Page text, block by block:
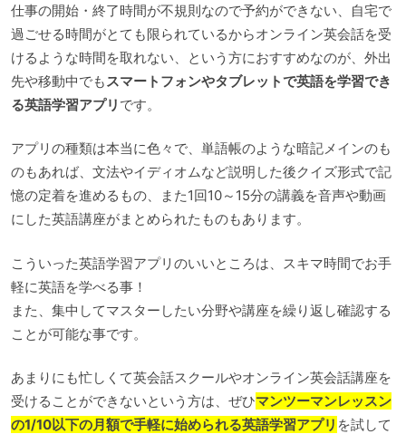
仕事の開始・終了時間が不規則なので予約ができない、自宅で
過ごせる時間がとても限られているからオンライン英会話を受
けるような時間を取れない、という方におすすめなのが、外出
先や移動中でもスマートフォンやタブレットで英語を学習でき
る英語学習アプリ です。
アプリの種類は本当に色々で、単語帳のような暗記メインのも
のもあれば、文法やイディオムなど説明した後クイズ形式で記
憶の定着を進めるもの、また1回10～15分の講義を音声や動画
にした英語講座がまとめられたものもあります。
こういった英語学習アプリのいいところは、スキマ時間でお手
軽に英語を学べる事！
また、集中してマスターしたい分野や講座を繰り返し確認する
ことが可能な事です。
あまりにも忙しくて英会話スクールやオンライン英会話講座を
受けることができないという方は、ぜひマンツーマンレッスン
の1/10以下の月額で手軽に始められる英語学習アプリ を試して